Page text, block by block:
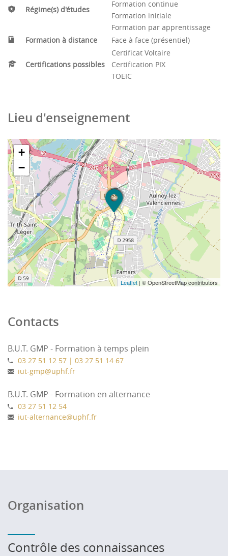
Régime(s) d'études
Formation continue
Formation initiale
Formation par apprentissage
Formation à distance
Face à face (présentiel)
Certifications possibles
Certificat Voltaire
Certification PIX
TOEIC
Lieu d'enseignement
+
−
Leaflet | © OpenStreetMap contributors
Contacts
B.U.T. GMP - Formation à temps plein
03 27 51 12 57 | 03 27 51 14 67
iut-gmp@uphf.fr
B.U.T. GMP - Formation en alternance
03 27 51 12 54
iut-alternance@uphf.fr
Organisation
Contrôle des connaissances